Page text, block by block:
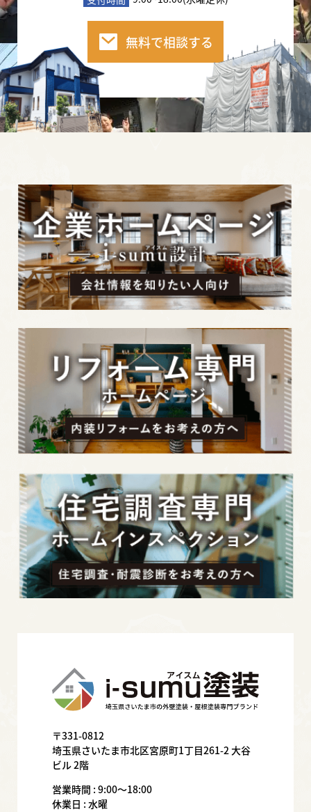
屋根・外壁塗装で必要な「足場」。その相場と
必要性についてご紹介します。
2020年10月2日
塗装工事開始！でも塗装職人さんってどんな
人？その疑問にお答えします。
無料で相談する
〒331-0812
埼玉県さいたま市北区宮原町1丁目261-2 大谷
ビル 2階
営業時間 : 9:00〜18:00
休業日 : 水曜